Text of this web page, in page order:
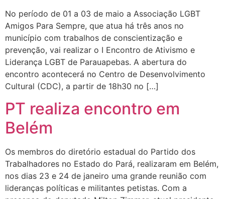
No período de 01 a 03 de maio a Associação LGBT
Amigos Para Sempre, que atua há três anos no
município com trabalhos de conscientização e
prevenção, vai realizar o I Encontro de Ativismo e
Liderança LGBT de Parauapebas. A abertura do
encontro acontecerá no Centro de Desenvolvimento
Cultural (CDC), a partir de 18h30 no […]
PT realiza encontro em
Belém
Os membros do diretório estadual do Partido dos
Trabalhadores no Estado do Pará, realizaram em Belém,
nos dias 23 e 24 de janeiro uma grande reunião com
lideranças políticas e militantes petistas. Com a